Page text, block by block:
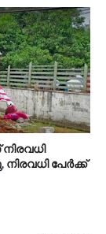
നിരവധി പേർക്ക്